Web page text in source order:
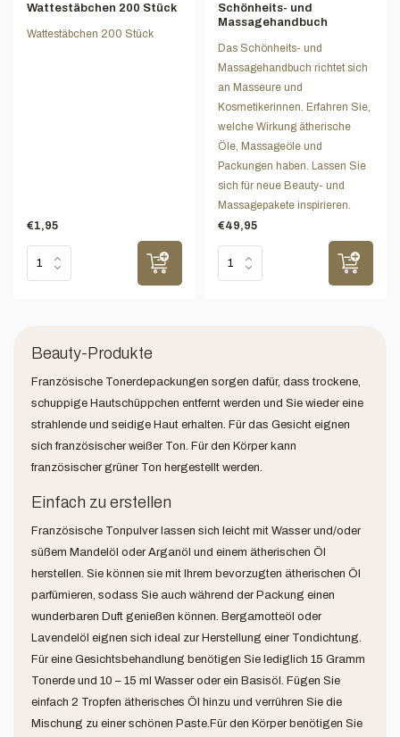
Wattestäbchen 200 Stück
Wattestäbchen 200 Stück
€1,95
Schönheits- und
Massagehandbuch
Das Schönheits- und
Massagehandbuch richtet sich
an Masseure und
Kosmetikerinnen. Erfahren Sie,
welche Wirkung ätherische
Öle, Massageöle und
Packungen haben. Lassen Sie
sich für neue Beauty- und
Massagepakete inspirieren.
€49,95
Beauty-Produkte
Französische Tonerdepackungen sorgen dafür, dass trockene,
schuppige Hautschüppchen entfernt werden und Sie wieder eine
strahlende und seidige Haut erhalten. Für das Gesicht eignen
sich französischer weißer Ton. Für den Körper kann
französischer grüner Ton hergestellt werden.
Einfach zu erstellen
Französische Tonpulver lassen sich leicht mit Wasser und/oder
süßem Mandelöl oder Arganöl und einem ätherischen Öl
herstellen. Sie können sie mit Ihrem bevorzugten ätherischen Öl
parfümieren, sodass Sie auch während der Packung einen
wunderbaren Duft genießen können. Bergamotteöl oder
Lavendelöl eignen sich ideal zur Herstellung einer Tondichtung.
Für eine Gesichtsbehandlung benötigen Sie lediglich 15 Gramm
Tonerde und 10 – 15 ml Wasser oder ein Basisöl. Fügen Sie
einfach 2 Tropfen ätherisches Öl hinzu und verrühren Sie die
Mischung zu einer schönen Paste.Für den Körper benötigen Sie